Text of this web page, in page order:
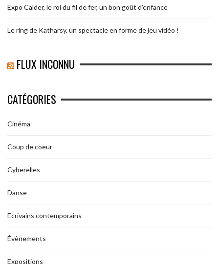
Expo Calder, le roi du fil de fer, un bon goût d’enfance
Le ring de Katharsy, un spectacle en forme de jeu vidéo !
FLUX INCONNU
CATÉGORIES
Cinéma
Coup de coeur
Cyberelles
Danse
Ecrivains contemporains
Évènements
Expositions